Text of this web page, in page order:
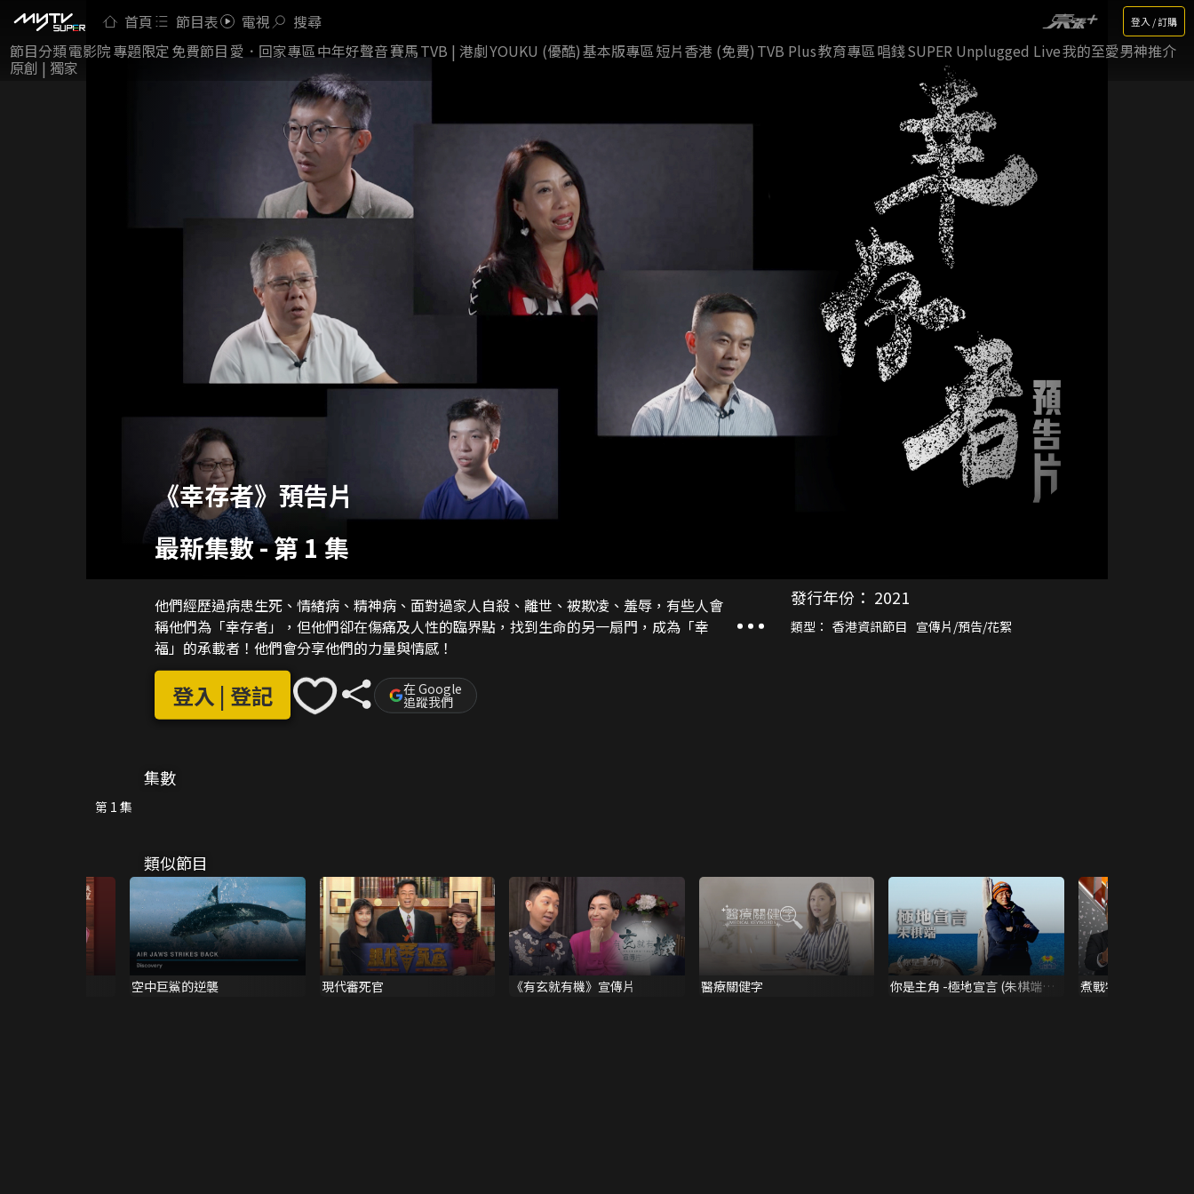
首頁 節目表 電視 搜尋 登入 / 訂購
節目分類電影院專題限定 免費節目 愛．回家專區中年好聲音賽馬TVB | 港劇YOUKU (優酷)基本版專區短片香港 (免費) TVB Plus教育專區唱錢SUPER Unplugged Live我的至愛男神推介
原創 | 獨家
《幸存者》預告片
最新集數-第 1 集
他們經歷過病患生死、情緒病、精神病、面對過家人自殺、離世、被欺凌、羞辱，有些人會
稱他們為「幸存者」，但他們卻在傷痛及人性的臨界點，找到生命的另一扇門，成為「幸
福」的承載者！他們會分享他們的力量與情感！
登入 | 登記 在 Google
追蹤我們
發行年份： 2021
類型： 香港資訊節目 宣傳片/預告/花絮
集數
第 1 集
類似節目
空中巨鯊的逆襲 現代審死官 《有玄就有機》宣傳片 醫療關健字
你是主角 -極地宣言 (朱棋端見
煮戰特賣場